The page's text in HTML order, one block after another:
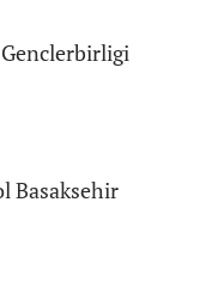
Basaksehir